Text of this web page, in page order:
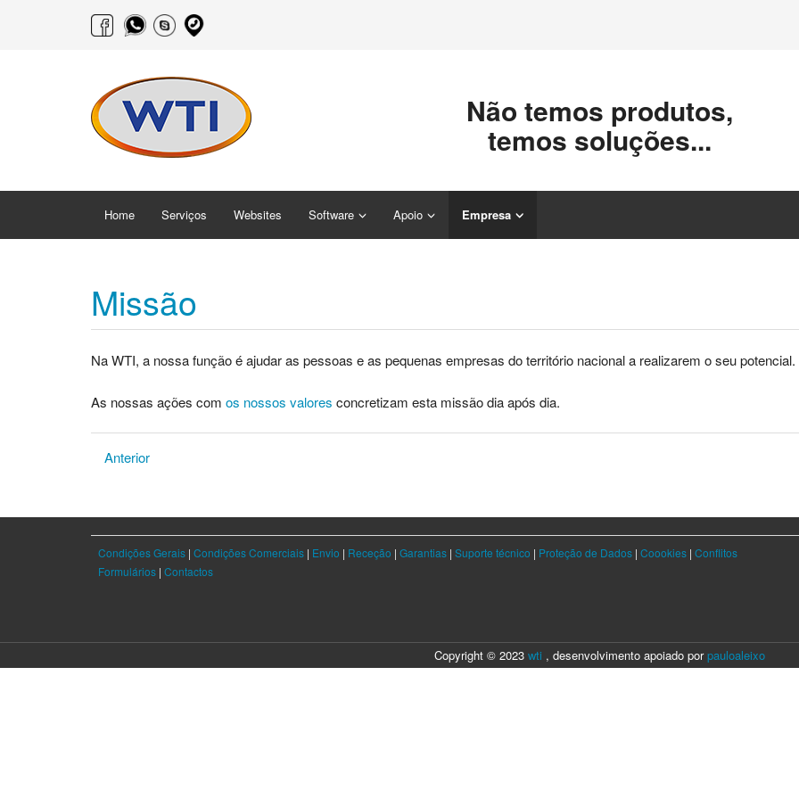
Não temos produtos,
temos soluções...
Home Serviços Websites Software Apoio Empresa
Missão
Na WTI, a nossa função é ajudar as pessoas e as pequenas empresas do território nacional a realizarem o seu potencial.
As nossas ações com os nossos valores concretizam esta missão dia após dia.
Anterior
Condições Gerais | Condições Comerciais | Envio | Receção | Garantias | Suporte técnico | Proteção de Dados | Coookies | Conflitos
Formulários | Contactos
Copyright © 2023 wti , desenvolvimento apoiado porpauloaleixo